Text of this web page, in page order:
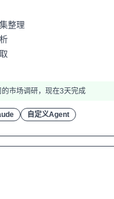
整理
市场调研，现在3天完成
自定义Agent